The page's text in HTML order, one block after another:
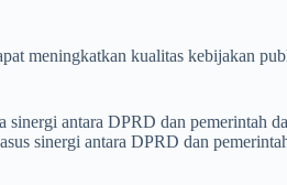
meningkatkan kualitas kebijakan
antara DPRD dan pemerintah
sinergi antara DPRD dan